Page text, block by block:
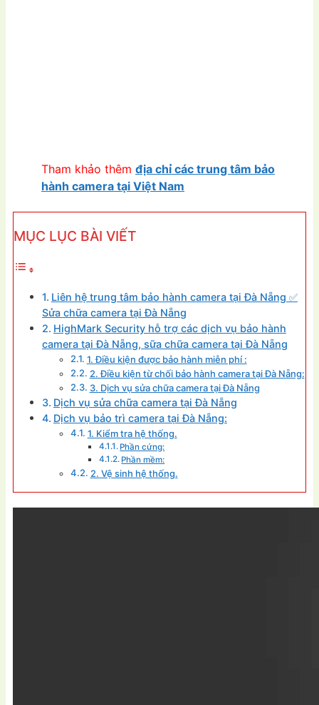
Tham khảo thêm địa chỉ các trung tâm bảo
hành camera tại Việt Nam
MỤC LỤC BÀI VIẾT
Liên hệ trung tâm bảo hành camera tại Đà Nẵng ✅
Sửa chữa camera tại Đà Nẵng
HighMark Security hỗ trợ các dịch vụ bảo hành
camera tại Đà Nẵng, sữa chữa camera tại Đà Nẵng
1. Điều kiện được bảo hành miễn phí :
2. Điều kiện từ chối bảo hành camera tại Đà Nẵng:
3. Dịch vụ sửa chữa camera tại Đà Nẵng
Dịch vụ sửa chữa camera tại Đà Nẵng
Dịch vụ bảo trì camera tại Đà Nẵng:
1. Kiểm tra hệ thống.
Phần cứng:
Phần mềm:
2. Vệ sinh hệ thống.